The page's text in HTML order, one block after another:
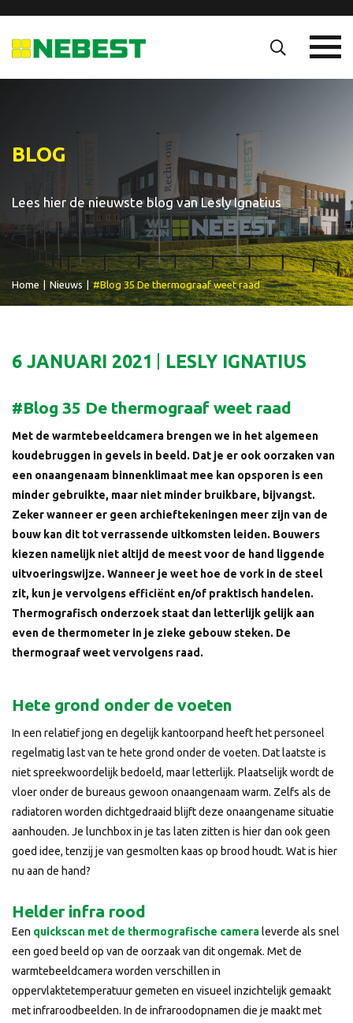
BLOG
Lees hier de nieuwste blog van Lesly Ignatius
Home Nieuws #Blog 35 De thermograaf weet raad
6 JANUARI 2021 LESLY IGNATIUS
#Blog 35 De thermograaf weet raad
Met de warmtebeeldcamera brengen we in het algemeen
koudebruggen in gevels in beeld. Dat je er ook oorzaken van
een onaangenaam binnenklimaat mee kan opsporen is een
minder gebruikte, maar niet minder bruikbare, bijvangst.
Zeker wanneer er geen archieftekeningen meer zijn van de
bouw kan dit tot verrassende uitkomsten leiden. Bouwers
kiezen namelijk niet altijd de meest voor de hand liggende
uitvoeringswijze. Wanneer je weet hoe de vork in de steel
zit, kun je vervolgens efficiënt en/of praktisch handelen.
Thermografisch onderzoek staat dan letterlijk gelijk aan
even de thermometer in je zieke gebouw steken. De
thermograaf weet vervolgens raad.
Hete grond onder de voeten
In een relatief jong en degelijk kantoorpand heeft het personeel
regelmatig last van te hete grond onder de voeten. Dat laatste is
niet spreekwoordelijk bedoeld, maar letterlijk. Plaatselijk wordt de
vloer onder de bureaus gewoon onaangenaam warm. Zelfs als de
radiatoren worden dichtgedraaid blijft deze onaangename situatie
aanhouden. Je lunchbox in je tas laten zitten is hier dan ook geen
goed idee, tenzij je van gesmolten kaas op brood houdt. Wat is hier
nu aan de hand?
Helder infra rood
Een quickscan met de thermografische cameraleverde als snel
een goed beeld op van de oorzaak van dit ongemak. Met de
warmtebeeldcamera worden verschillen in
oppervlaktetemperatuur gemeten en visueel inzichtelijk gemaakt
met infraroodbeelden. In de infraroodopnamen die je maakt met